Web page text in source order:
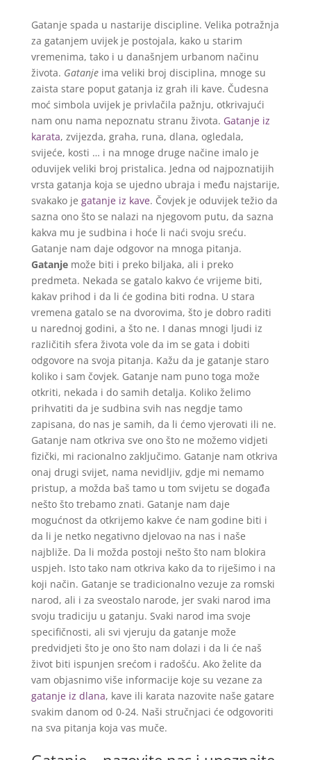
Gatanje spada u nastarije discipline. Velika potražnja
za gatanjem uvijek je postojala, kako u starim
vremenima, tako i u današnjem urbanom načinu
života. Gatanjeima veliki broj disciplina, mnoge su
zaista stare poput gatanja iz grah ili kave. Čudesna
moć simbola uvijek je privlačila pažnju, otkrivajući
nam onu nama nepoznatu stranu života. Gatanje iz
karata, zvijezda, graha, runa, dlana, ogledala,
svijeće, kosti … i na mnoge druge načine imalo je
oduvijek veliki broj pristalica. Jedna od najpoznatijih
vrsta gatanja koja se ujedno ubraja i među najstarije,
svakako je gatanje iz kave. Čovjek je oduvijek težio da
sazna ono što se nalazi na njegovom putu, da sazna
kakva mu je sudbina i hoće li naći svoju sreću.
Gatanje nam daje odgovor na mnoga pitanja.
Gatanjemože biti i preko biljaka, ali i preko
predmeta. Nekada se gatalo kakvo će vrijeme biti,
kakav prihod i da li će godina biti rodna. U stara
vremena gatalo se na dvorovima, što je dobro raditi
u narednoj godini, a što ne. I danas mnogi ljudi iz
različitih sfera života vole da im se gata i dobiti
odgovore na svoja pitanja. Kažu da je gatanje staro
koliko i sam čovjek. Gatanje nam puno toga može
otkriti, nekada i do samih detalja. Koliko želimo
prihvatiti da je sudbina svih nas negdje tamo
zapisana, do nas je samih, da li ćemo vjerovati ili ne.
Gatanje nam otkriva sve ono što ne možemo vidjeti
fizički, mi racionalno zaključimo. Gatanje nam otkriva
onaj drugi svijet, nama nevidljiv, gdje mi nemamo
pristup, a možda baš tamo u tom svijetu se događa
nešto što trebamo znati. Gatanje nam daje
mogućnost da otkrijemo kakve će nam godine biti i
da li je netko negativno djelovao na nas i naše
najbliže. Da li možda postoji nešto što nam blokira
uspjeh. Isto tako nam otkriva kako da to riješimo i na
koji način. Gatanje se tradicionalno vezuje za romski
narod, ali i za sveostalo narode, jer svaki narod ima
svoju tradiciju u gatanju. Svaki narod ima svoje
specifičnosti, ali svi vjeruju da gatanje može
predvidjeti što je ono što nam dolazi i da li će naš
život biti ispunjen srećom i radošću. Ako želite da
vam objasnimo više informacije koje su vezane za
gatanje iz dlana, kave ili karata nazovite naše gatare
svakim danom od 0-24. Naši stručnjaci će odgovoriti
na sva pitanja koja vas muče.